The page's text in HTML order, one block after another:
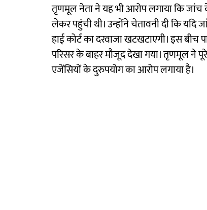
तृणमूल नेता ने यह भी आरोप लगाया कि
लेकर पहुंची थी। उन्होंने चेतावनी दी कि यदि
हाई कोर्ट का दरवाजा खटखटाएगी। इस बीच
परिसर के बाहर मौजूद देखा गया। तृणमूल ने
एजेंसियों के दुरुपयोग का आरोप लगाया है।